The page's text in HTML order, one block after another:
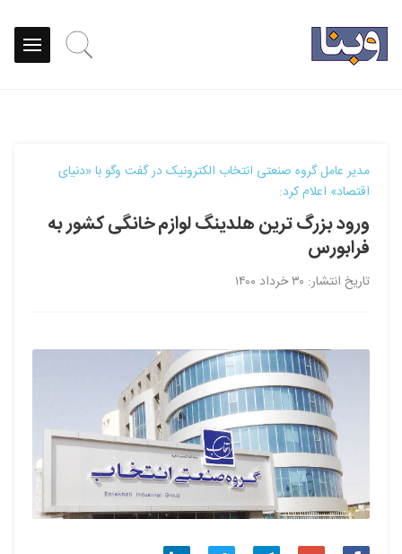
مدیر عامل گروه صنعتی انتخاب الکترونیک در گفت ‏وگو با «دنیای
‏اقتصاد» اعلام کرد:
ورود بزرگ‏ ترین هلدینگ لوازم خانگی کشور به
فرابورس
تاریخ انتشار: ۳۰ خرداد ۱۴۰۰